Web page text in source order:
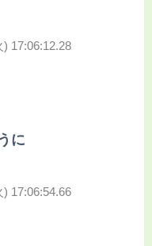
) 17:06:12.28
に
) 17:06:54.66